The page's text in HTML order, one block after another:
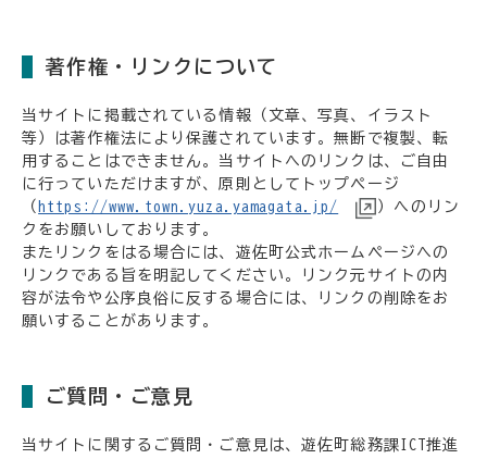
著作権・リンクについて
当サイトに掲載されている情報（文章、写真、イラスト
等）は著作権法により保護されています。無断で複製、転
用することはできません。当サイトへのリンクは、ご自由
に行っていただけますが、原則としてトップページ
（ https://www.town.yuza.yamagata.jp/
）へのリン
クをお願いしております。
またリンクをはる場合には、遊佐町公式ホームページへの
リンクである旨を明記してください。リンク元サイトの内
容が法令や公序良俗に反する場合には、リンクの削除をお
願いすることがあります。
ご質問・ご意見
当サイトに関するご質問・ご意見は、遊佐町総務課ICT推進